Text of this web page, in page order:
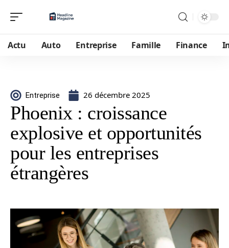
Actu Auto Entreprise Famille Finance
Entreprise 26 décembre 2025
Phoenix : croissance
explosive et opportunités
pour les entreprises
étrangères